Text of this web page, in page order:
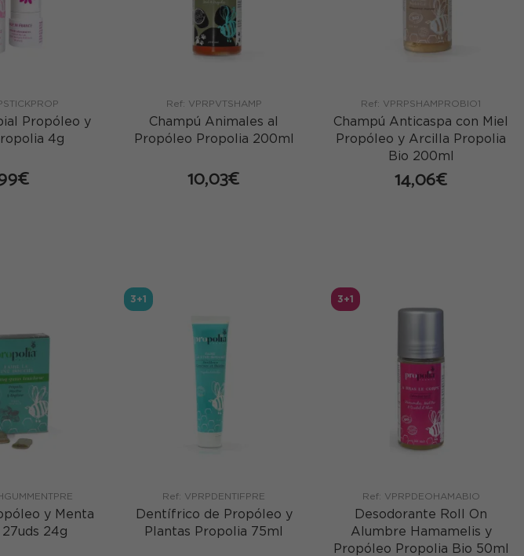
Propóleo y
4g
Ref: VPRPVTSHAMP
Champú Animales al
Propóleo Propolia 200ml
10,03€
Ref: VPRPSHAMPROBIO1
Champú Anticaspa con Miel
Propóleo y Arcilla Propolia
Bio 200ml
14,06€
y Menta
24g
3+1
Ref: VPRPDENTIFPRE
Dentífrico de Propóleo y
Plantas Propolia 75ml
3+1
Ref: VPRPDEOHAMABIO
Desodorante Roll On
Alumbre Hamamelis y
Propóleo Propolia Bio 50ml